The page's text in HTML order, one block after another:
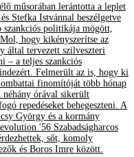
műsorában lerántotta a leplet
Stefka Istvánnal beszélgetve
politikája mögött,
hogy kikényszerítse az
által tervezett szilveszteri
– a teljes szankciós
Felmerült az is, hogy ki
finomítóját több hónap
néhány órával sikerült
repedéseket behegeszteni. A
György és a kormány
'56 Szabadságharcos
sőt, komoly
és Boros Imre között.